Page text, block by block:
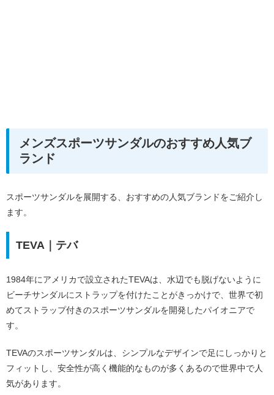
メンズスポーツサンダルのおすすめ人気ブ
ランド
スポーツサンダルを展開する、おすすめの人気ブランドをご紹介し
ます。
TEVA｜テバ
1984年にアメリカで設立されたTEVAは、水辺でも脱げないように
ビーチサンダルにストラップを付けたことがきっかけで、世界で初
めてストラップ付きのスポーツサンダルを開発したパイオニアで
す。
TEVAのスポーツサンダルは、シンプルなデザインで足にしっかりと
フィットし、安全性が高く機能的なものが多くあるので世界中で人
気があります。